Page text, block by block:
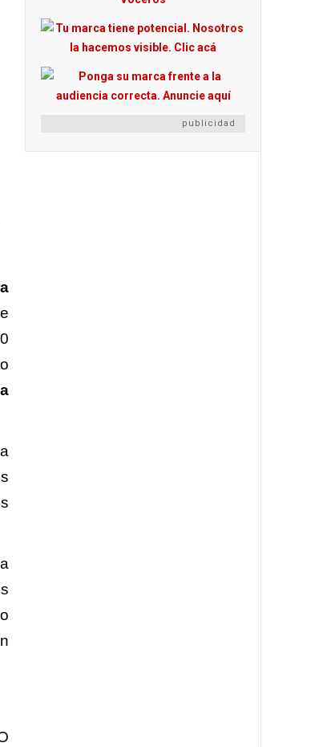
publicidad